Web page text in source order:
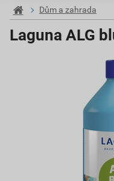
Dům a zahrada
Laguna ALG